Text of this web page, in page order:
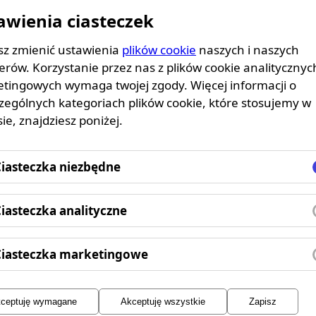
prowadzimy zajęcia pod opieką
ćwiczeń oraz dostosowują je do
dla początkujących?
dla początkujących, ponieważ pozwala na rozwijanie
ciała jako sprzętu treningowego. W Phoenix
uczestnicy uczą się podstawowych technik i ćwiczeń.
z trenerem personalnym? Godzinna sesja z trenerem
się w zależności od doświadczenia trenera, kwalifikacji
referencje trenera i opinie klientów, aby
z trenerem personalnym?
ciasteczek
zmienić ustawienia plików cookie naszych i naszych
Korzystanie przez nas z plików cookie
wymaga twojej zgody. Więcej informacji o
kategoriach plików cookie, które stosujemy w
znajdziesz poniżej.
niezbędne
analityczne
marketingowe
wymagane Akceptuję wszystkie Zapisz